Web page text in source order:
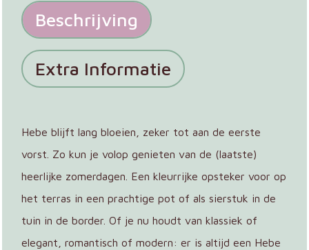
Beschrijving
Extra Informatie
Hebe blijft lang bloeien, zeker tot aan de eerste
vorst. Zo kun je volop genieten van de (laatste)
heerlijke zomerdagen. Een kleurrijke opsteker voor op
het terras in een prachtige pot of als sierstuk in de
tuin in de border. Of je nu houdt van klassiek of
elegant, romantisch of modern: er is altijd een Hebe